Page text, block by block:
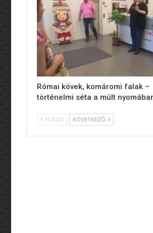
Római kövek, komáromi falak –
történelmi séta a múlt
ELŐZŐ KÖVETKEZŐ